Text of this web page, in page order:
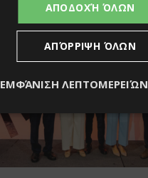
ΑΠΟΔΟΧΉ ΌΛΩΝ
ΑΠΌΡΡΙΨΗ ΌΛΩΝ
ΕΜΦΆΝΙΣΗ ΛΕΠΤΟΜΕΡΕΙΏΝ